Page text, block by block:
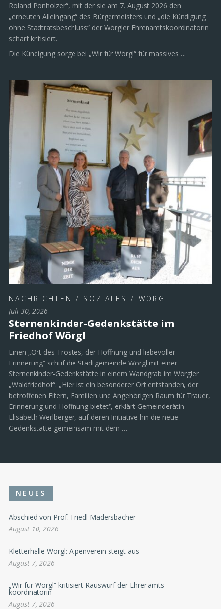
Roland Ponholzer“, mit der sie am 7. August 2026 den
„erneuten Alleingang“ des Bürgermeisters und „die Kündigung
ohne Stadtratsbeschluss“ der Wörgler Ehrenamtskoordinatorin
scharf kritisiert.
Die Kündigung sorge bei „Wir für Wörgl“ für massives …
NACHRICHTEN / SOZIALES / WÖRGL
Juli 30, 2026
Sternenkinder-Gedenkstätte im
Friedhof Wörgl
Einen „Ort des Trostes, der Hoffnung und liebevoller
Erinnerung“ schuf die Stadtgemeinde Wörgl mit einer
Sternenkinder-Gedenkstätte in einem Wandgrab im Wörgler
„Waldfriedhof“. „Hier ist ein besonderer Ort entstanden, der
betroffenen Eltern, Familien und Angehörigen Raum für Trauer,
Erinnerung und Hoffnung bietet“, erklärt Gemeinderätin
Elisabeth Werlberger, auf deren Initiative hin die neue
Gedenkstätte gemeinsam mit dem …
NEUES
Abschied von Prof. Friedl Madersbacher
August 10, 2026
Kletterhalle Wörgl: Alpenverein steigt aus
August 7, 2026
„Wir für Wörgl“ kritisiert Rauswurf der Ehrenamts-
koordinatorin
August 7, 2026